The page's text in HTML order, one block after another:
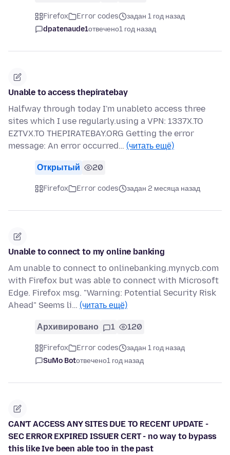
Firefox Error codes
задан 1 год назад
dpatenaude1отвечено1 год назад
Unable to access thepiratebay
Halfway through today I'm unableto access three
sites which I use regularly.using a VPN: 1337X.TO
EZTVX.TO THEPIRATEBAY.ORG Getting the error
message: An error occurred… (читать ещё)
Открытый 20
Firefox Error codes задан 2 месяца назад
Unable to connect to my online banking
Am unable to connect to onlinebanking.mynycb.com
with Firefox but was able to connect with Microsoft
Edge. Firefox msg. "Warning: Potential Security Risk
Ahead" Seems li… (читать ещё)
Архивировано 1 120
Firefox Error codes
задан 1 год назад
SuMo Botотвечено1 год назад
CAN'T ACCESS ANY SITES DUE TO RECENT UPDATE -
SEC ERROR EXPIRED ISSUER CERT - no way to bypass
this like Ive been able too in the past